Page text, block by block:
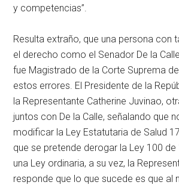
y competencias”.
Resulta extraño, que una persona con
el derecho como el Senador De la
fue Magistrado de la Corte Suprema
estos errores. El Presidente de la
la Representante Catherine Juvinao,
juntos con De la Calle, señalando que
modificar la Ley Estatutaria de Salud
que se pretende derogar la Ley 100 de
una Ley ordinaria, a su vez, la
responde que lo que sucede es que al